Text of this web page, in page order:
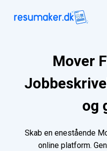
Mover
og
Skab en enestående
online platform.